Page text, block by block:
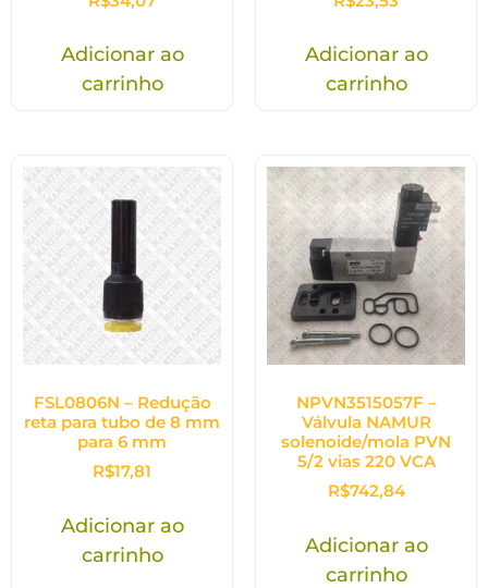
Adicionar ao
carrinho
Adicionar ao
carrinho
FSL0806N – Redução
reta para tubo de 8 mm
para 6 mm
R$17,81
Adicionar ao
carrinho
NPVN3515057F –
Válvula NAMUR
solenoide/mola PVN
5/2 vias 220 VCA
R$742,84
Adicionar ao
carrinho